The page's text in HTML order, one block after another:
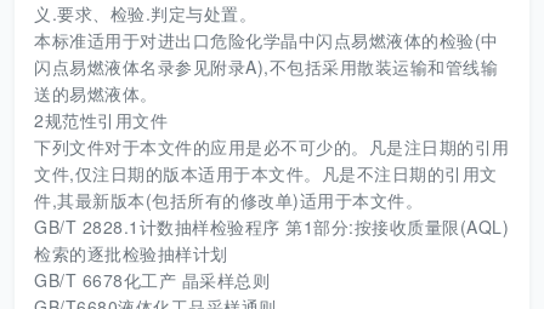
义.要求、检验.判定与处置。
本标准适用于对进出口危险化学晶中闪点易燃液体的检验(中
闪点易燃液体名录参见附录A),不包括采用散装运输和管线输
送的易燃液体。
2规范性引用文件
下列文件对于本文件的应用是必不可少的。凡是注日期的引用
文件,仅注日期的版本适用于本文件。凡是不注日期的引用文
件,其最新版本(包括所有的修改单)适用于本文件。
GB/T 2828.1计数抽样检验程序 第1部分:按接收质量限(AQL)
检索的逐批检验抽样计划
GB/T 6678化工产 晶采样总则